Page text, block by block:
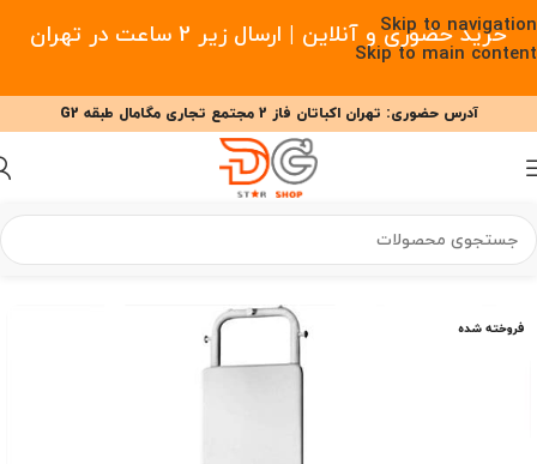
Skip to navigation
Skip to main content
خرید حضوری و آنلاین | ارسال زیر 2 ساعت در تهران
09377477910 - 09127708341 علیزاده
آدرس حضوری: تهران اکباتان فاز 2 مجتمع تجاری مگامال طبقه G2
خانه/خانه هوشمند/لوازم خانگی هوشمند/اتو بخار
فروخته شده